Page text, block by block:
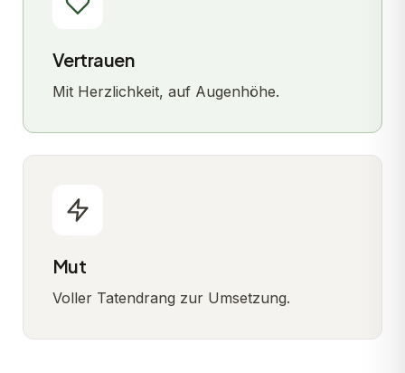
Vertrauen
Mit Herzlichkeit, auf Augenhöhe.
Mut
Voller Tatendrang zur Umsetzung.